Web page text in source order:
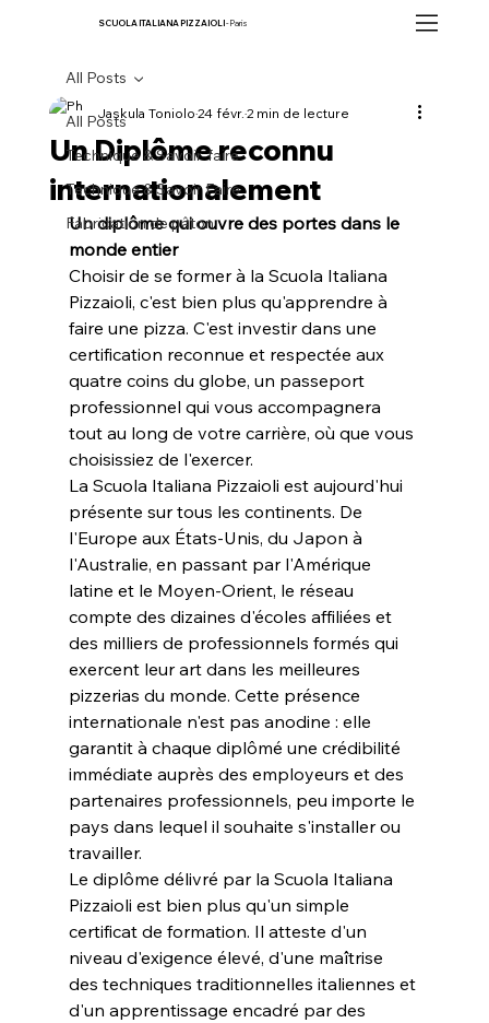
SCUOLA ITALIANA PIZZAIOLI- Paris
All Posts
Technique & Savoir-faire
Technique & Savoir Faire
Fabrication de pâton
All Posts
Un Diplôme reconnu
internationalement
Jaskula Toniolo24 févr.2 min de lecture
Un diplôme qui ouvre des portes dans le
monde entier
Choisir de se former à la Scuola Italiana
Pizzaioli, c'est bien plus qu'apprendre à
faire une pizza. C'est investir dans une
certification reconnue et respectée aux
quatre coins du globe, un passeport
professionnel qui vous accompagnera
tout au long de votre carrière, où que vous
choisissiez de l'exercer.
La Scuola Italiana Pizzaioli est aujourd'hui
présente sur tous les continents. De
l'Europe aux États-Unis, du Japon à
l'Australie, en passant par l'Amérique
latine et le Moyen-Orient, le réseau
compte des dizaines d'écoles affiliées et
des milliers de professionnels formés qui
exercent leur art dans les meilleures
pizzerias du monde. Cette présence
internationale n'est pas anodine : elle
garantit à chaque diplômé une crédibilité
immédiate auprès des employeurs et des
partenaires professionnels, peu importe le
pays dans lequel il souhaite s'installer ou
travailler.
Le diplôme délivré par la Scuola Italiana
Pizzaioli est bien plus qu'un simple
certificat de formation. Il atteste d'un
niveau d'exigence élevé, d'une maîtrise
des techniques traditionnelles italiennes et
d'un apprentissage encadré par des